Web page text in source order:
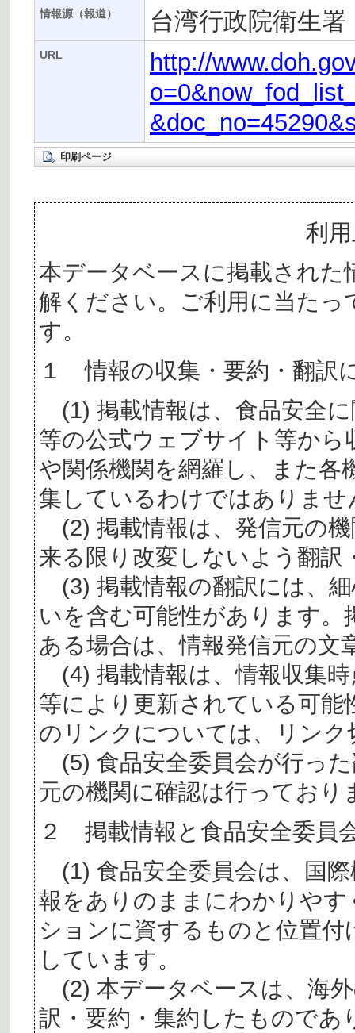
情報源（報道） 台湾行政院衛生署
URL
http://
印刷ページ
利
本データベースに掲載された
解ください。ご利用に当た
す。
１ 情報の収集・要約・翻訳
(1) 掲載情報は、食品安全
等の公式ウェブサイト等か
や関係機関を網羅し、また各
集しているわけではありませ
(2) 掲載情報は、発信元の
来る限り改変しないよう翻訳
(3) 掲載情報の翻訳には、
いを含む可能性があります。
ある場合は、情報発信元の文
(4) 掲載情報は、情報収集
等により更新されている可
のリンクについては、リン
(5) 食品安全委員会が行っ
元の機関に確認は行っており
２ 掲載情報と食品安全委員
(1) 食品安全委員会は、国
報をありのままにわかりや
ションに資するものと位置
しています。
(2) 本データベースは、海
訳・要約・集約したものであ